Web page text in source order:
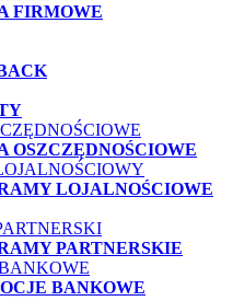
FIRMOWE
OSZCZĘDNOŚCIOWE
LOJALNOŚCIOWE
PARTNERSKIE
BANKOWE